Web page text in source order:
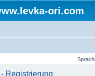
ori.com
Registrierung